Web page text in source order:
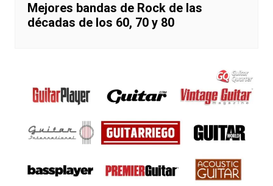
Mejores bandas de Rock de las
décadas de los 60, 70 y 80